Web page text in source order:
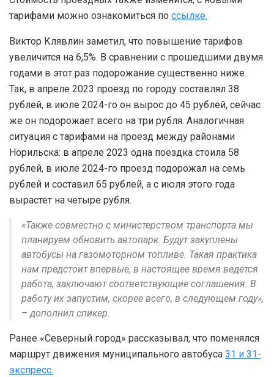
тарифами можно ознакомиться по ссылке.
Виктор Клявлин заметил, что повышение тарифов
увеличится на 6,5%. В сравнении с прошедшими двумя
годами в этот раз подорожание существенно ниже.
Так, в апреле 2023 проезд по городу составлял 38
рублей, в июле 2024-го он вырос до 45 рублей, сейчас
же он подорожает всего на три рубля. Аналогичная
ситуация с тарифами на проезд между районами
Норильска: в апреле 2023 одна поездка стоила 58
рублей, в июле 2024-го проезд подорожал на семь
рублей и составил 65 рублей, а с июля этого года
вырастет на четыре рубля.
«Также совместно с министерством транспорта мы
планируем обновить автопарк. Будут закуплены
автобусы на газомоторном топливе. Такая практика
нам предстоит впервые, в настоящее время ведется
работа, заключают соответствующие соглашения. В
работу их запустим, скорее всего, в следующем году»,
– дополнил спикер.
Ранее «Северный город» рассказывал, что поменялся
маршрут движения муниципального автобуса 31 и 31-
экспресс.